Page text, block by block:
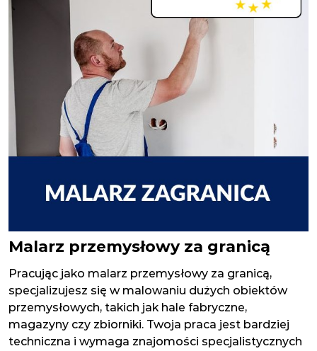
Malarz przemysłowy za granicą
Pracując jako malarz przemysłowy za granicą,
specjalizujesz się w malowaniu dużych obiektów
przemysłowych, takich jak hale fabryczne,
magazyny czy zbiorniki. Twoja praca jest bardziej
techniczna i wymaga znajomości specjalistycznych